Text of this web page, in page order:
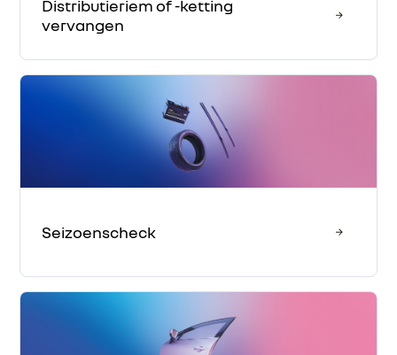
Distributieriem of -ketting
vervangen
Seizoenscheck